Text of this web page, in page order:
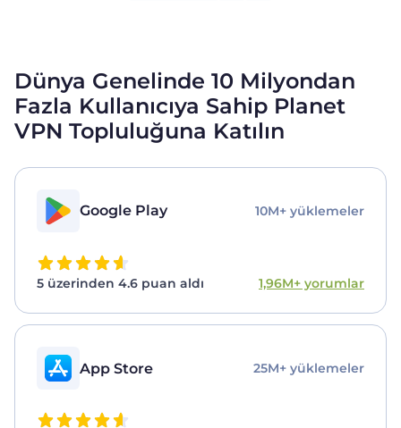
Dünya Genelinde 10 Milyondan
Fazla Kullanıcıya Sahip Planet
VPN Topluluğuna Katılın
Google Play 10M+ yüklemeler
5 üzerinden 4.6 puan aldı 1,96M+ yorumlar
App Store 25M+ yüklemeler